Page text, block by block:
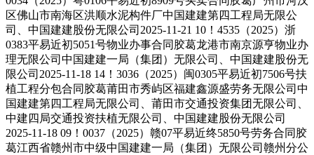
区佛山市南海区洪顺水泥构件厂中国建建第四工程局无限公
司、中国建建股份无限公司2025-11-21 10！4535（2025）浙
0383平易近初5051号物业办事合同胶葛龙港市南京源亨物业办
理无限公司中国建建一局（集团）无限公司、中国建建股份无
限公司2025-11-18 14！3036（2025）闽0305平易近初7506号扶
植工程分包合同胶葛莆田市秀屿区福建鑫源盛劳务无限公司中
国建建第四工程局无限公司、莆田市交通投资集团无限公司、
中建四局交通投资扶植无限公司、中国建建股份无限公司
2025-11-18 09！0037（2025）赣07平易近终5850号劳务合同胶
葛江西省赣州市中级中国建建一局（集团）无限公司赣州分公